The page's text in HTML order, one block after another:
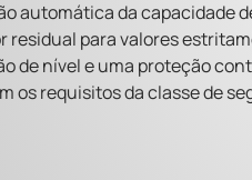
automática da capacidade
residual para valores
de nível e uma proteção
os requisitos da classe de